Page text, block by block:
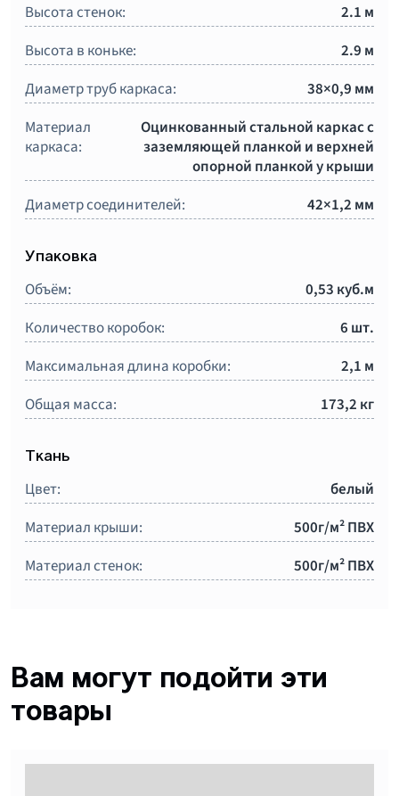
Высота стенок:
2.1 м
Высота в коньке:
2.9 м
Диаметр труб каркаса:
38×0,9 мм
Материал
каркаса:
Оцинкованный стальной каркас с
заземляющей планкой и верхней
опорной планкой у крыши
Диаметр соединителей:
42×1,2 мм
Упаковка
Объём:
0,53 куб.м
Количество коробок:
6 шт.
Максимальная длина коробки:
2,1 м
Общая масса:
173,2 кг
Ткань
Цвет:
белый
Материал крыши:
500г/м² ПВХ
Материал стенок:
500г/м² ПВХ
Вам могут подойти эти
товары